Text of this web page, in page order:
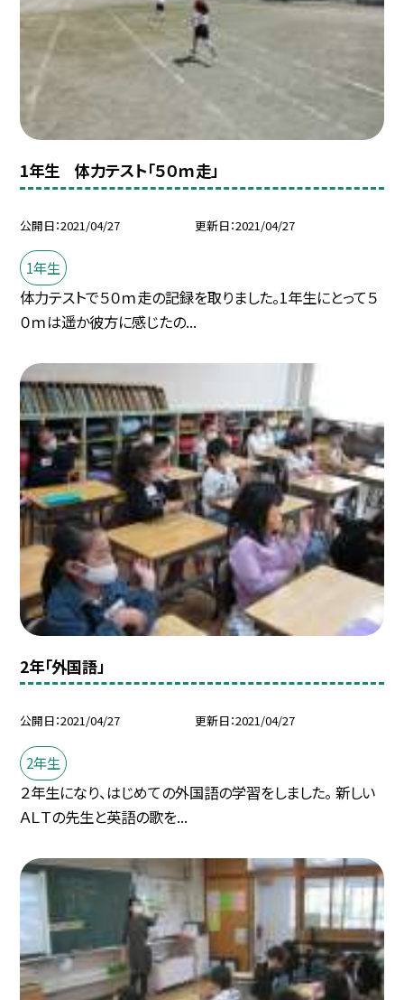
1年生 体力テスト「５０ｍ走」
公開日 2021/04/27 更新日 2021/04/27
1年生
体力テストで５０ｍ走の記録を取りました。1年生にとって５
０ｍは遥か彼方に感じたの...
2年「外国語」
公開日 2021/04/27 更新日 2021/04/27
2年生
２年生になり、はじめての外国語の学習をしました。 新しい
ＡＬＴの先生と英語の歌を...